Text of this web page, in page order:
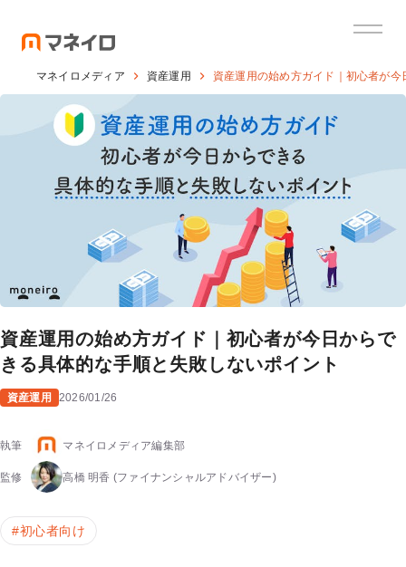
マネイロメディア 資産運用 資産運用の始め方ガイド｜初心者が
資産運用の始め方ガイド｜初心者が今日からで
きる具体的な手順と失敗しないポイント
資産運用 2026/01/26
執筆 マネイロメディア編集部
監修 高橋 明香 (ファイナンシャルアドバイザー)
#初心者向け